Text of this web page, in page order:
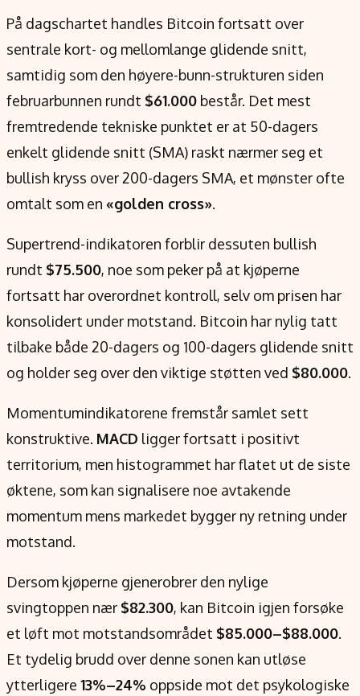
På dagschartet handles Bitcoin fortsatt over
sentrale kort- og mellomlange glidende snitt,
samtidig som den høyere-bunn-strukturen siden
februarbunnen rundt $61.000 består. Det mest
fremtredende tekniske punktet er at 50-dagers
enkelt glidende snitt (SMA) raskt nærmer seg et
bullish kryss over 200-dagers SMA, et mønster ofte
omtalt som en «golden cross».
Supertrend-indikatoren forblir dessuten bullish
rundt $75.500, noe som peker på at kjøperne
fortsatt har overordnet kontroll, selv om prisen har
konsolidert under motstand. Bitcoin har nylig tatt
tilbake både 20-dagers og 100-dagers glidende snitt
og holder seg over den viktige støtten ved $80.000.
Momentumindikatorene fremstår samlet sett
konstruktive. MACD ligger fortsatt i positivt
territorium, men histogrammet har flatet ut de siste
øktene, som kan signalisere noe avtakende
momentum mens markedet bygger ny retning under
motstand.
Dersom kjøperne gjenerobrer den nylige
svingtoppen nær $82.300, kan Bitcoin igjen forsøke
et løft mot motstandsområdet $85.000–$88.000.
Et tydelig brudd over denne sonen kan utløse
ytterligere 13%–24% oppside mot det psykologiske